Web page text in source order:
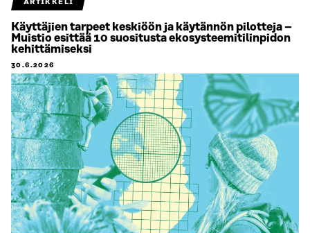
ARTIKKELI
Käyttäjien tarpeet keskiöön ja käytännön pilotteja –
Muistio esittää 10 suositusta ekosysteemitilinpidon
kehittämiseksi
30.6.2026